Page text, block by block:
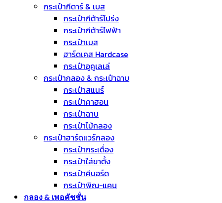
กระเป๋ากีตาร์ & เบส
กระเป๋ากีต้าร์โปร่ง
กระเป๋ากีต้าร์ไฟฟ้า
กระเป๋าเบส
ฮาร์ดเคส Hardcase
กระเป๋าอูคูเลเล่
กระเป๋ากลอง & กระเป๋าฉาบ
กระเป๋าสแนร์
กระเป๋าคาฮอน
กระเป๋าฉาบ
กระเป๋าไม้กลอง
กระเป๋าฮาร์ดแวร์กลอง
กระเป๋ากระเดื่อง
กระเป๋าใส่ขาตั้ง
กระเป๋าคีบอร์ด
กระเป๋าพิณ-แคน
กลอง & เพอคัชชั่น